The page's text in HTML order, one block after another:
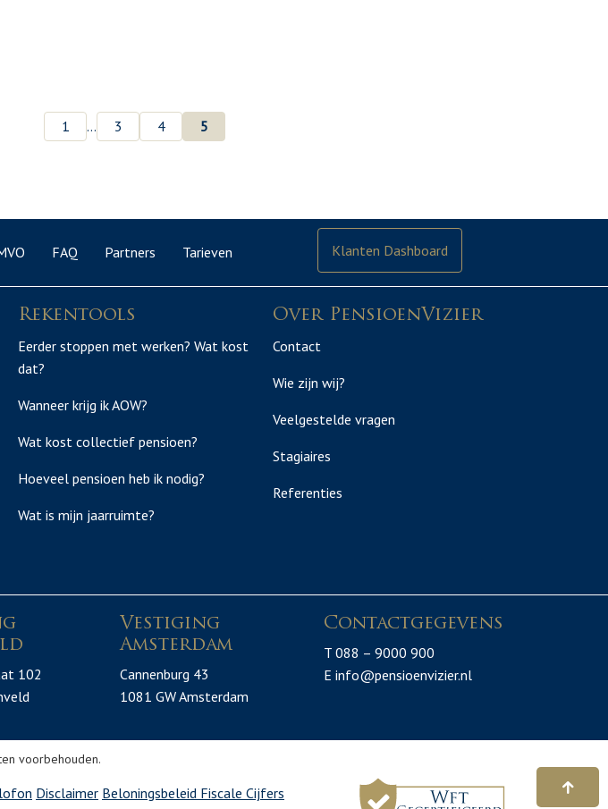
1 … 3 4 5
FAQ Partners Tarieven Klanten Dashboard
Rekentools
Eerder stoppen met werken? Wat kost
dat?
Wanneer krijg ik AOW?
Wat kost collectief pensioen?
Hoeveel pensioen heb ik nodig?
Wat is mijn jaarruimte?
Over PensioenVizier
Contact
Wie zijn wij?
Veelgestelde vragen
Stagiaires
Referenties
102
Vestiging
Amsterdam
Cannenburg 43
1081 GW Amsterdam
Contactgegevens
T 088 – 9000 900
E info@pensioenvizier.nl
voorbehouden.
Disclaimer Beloningsbeleid Fiscale Cijfers